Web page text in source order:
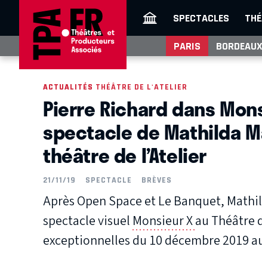
SPECTACLES
PARIS BORDEAUX
ACTUALITÉS
ACTUALITÉS THÉÂTRE DE L'ATELIER
Pierre Richard dans
spectacle de Mathilda
théâtre de l’Atelier
21/11/19 SPECTACLE BRÈVES
AprèsOpen SpaceetLe Banquet,
spectacle visuel Monsieur Xau Théâtre
exceptionnelles du 10 décembre 2019